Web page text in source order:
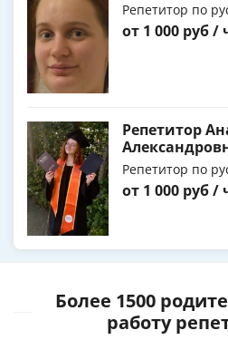
Репетитор по
от 1 000 руб /
Репетитор
Репетитор по
от 1 000 руб /
Более 1500
работу